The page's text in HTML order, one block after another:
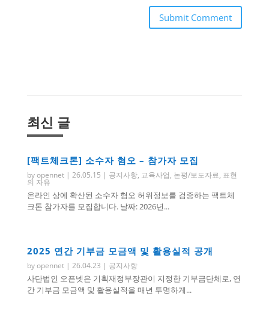
Submit Comment
최신 글
[팩트체크톤] 소수자 혐오 – 참가자 모집
byopennet| 26.05.15 | 공지사항, 교육사업, 논평/보도자료, 표현
의 자유
온라인 상에 확산된 소수자 혐오 허위정보를 검증하는 팩트체
크톤 참가자를 모집합니다. 날짜: 2026년...
2025 연간 기부금 모금액 및 활용실적 공개
byopennet| 26.04.23 | 공지사항
사단법인 오픈넷은 기획재정부장관이 지정한 기부금단체로, 연
간 기부금 모금액 및 활용실적을 매년 투명하게...